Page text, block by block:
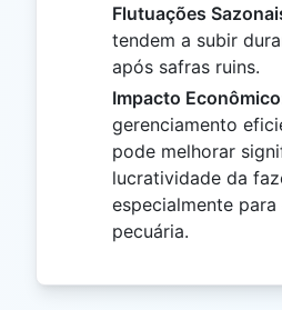
Flutuações
tendem a subir
após safras ruins.
Impacto
gerenciamento
pode melhorar
lucratividade da
especialmente
pecuária.